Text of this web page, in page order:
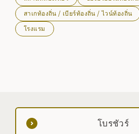
สาเกท้องถิ่น / เบียร์ท้องถิ่น / ไวน์ท้องถิ่น
โรงแรม
โบรชัวร์